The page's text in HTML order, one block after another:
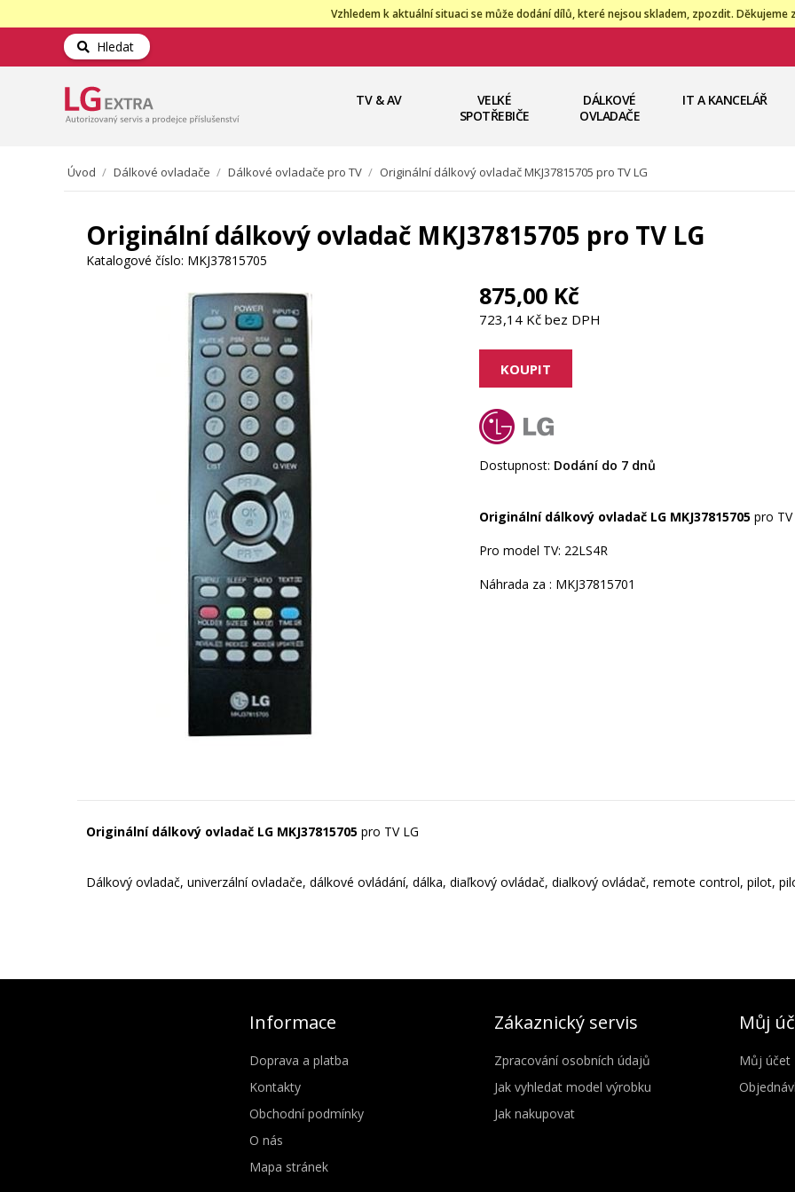
Vzhledem k aktuální situaci se může dodání dílů, které nejsou skladem, zpozdit. Děkujeme
Hledat
TV & AV
VELKÉ
SPOTŘEBIČE
DÁLKOVÉ
OVLADAČE
IT A KANCELÁŘ
Úvod / Dálkové ovladače / Dálkové ovladače pro TV / Originální dálkový ovladač MKJ37815705 pro TV LG
Originální dálkový ovladač MKJ37815705 pro TV LG
Katalogové číslo: MKJ37815705
875,00 Kč
723,14 Kč bez DPH
Dostupnost: Dodání do 7 dnů
Originální dálkový ovladač LG MKJ37815705pro TV
Pro model TV: 22LS4R
Originální dálkový ovladač LG MKJ37815705 pro TV LG
Dálkový ovladač, univerzální ovladače, dálkové ovládání, dálka, diaľkový ovládač, dialkový ovládač, remote control, pilot,
Informace
Doprava a platba
Kontakty
Obchodní podmínky
O nás
Mapa stránek
Zákaznický servis
Zpracování osobních údajů
Jak vyhledat model výrobku
Jak nakupovat
Můj
Můj účet